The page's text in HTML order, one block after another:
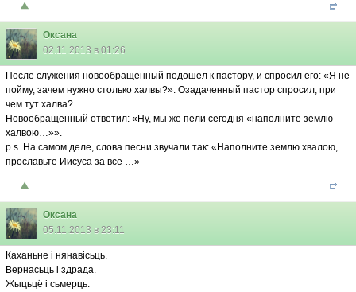
Оксана
02.11.2013 в 01:26
После служения новообращенный подошел к пастору, и спросил его: «Я не
пойму, зачем нужно столько халвы?». Озадаченный пастор спросил, при
чем тут халва?
Новообращенный ответил: «Ну, мы же пели сегодня «наполните землю
халвою…»».
p.s. На самом деле, слова песни звучали так: «Наполните землю хвалою,
прославьте Иисуса за все …»
Оксана
05.11.2013 в 23:11
Каханьне і нянавісьць.
Вернасьць і здрада.
Жыцьцё і сьмерць.